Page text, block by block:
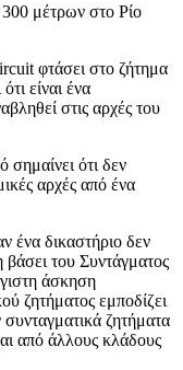
μέτρων στο Ρίο
φτάσει στο ζήτημα
είναι ένα
στις αρχές του
σημαίνει ότι δεν
αρχές από ένα
ένα δικαστήριο δεν
βάσει του Συντάγματος
άσκηση
ζητήματος εμποδίζει
ζητήματα
από άλλους κλάδους